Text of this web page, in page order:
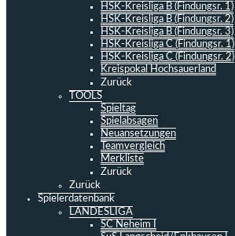
HSK-Kreisliga B (Findungsr. 1)
HSK-Kreisliga B (Findungsr. 2)
HSK-Kreisliga B (Findungsr. 3)
HSK-Kreisliga C (Findungsr. 1)
HSK-Kreisliga C (Findungsr. 2)
Kreispokal Hochsauerland
Zurück
TOOLS
Spieltag
Spielabsagen
Neuansetzungen
Teamvergleich
Merkliste
Zurück
Zurück
Spielerdatenbank
LANDESLIGA
SC Neheim I